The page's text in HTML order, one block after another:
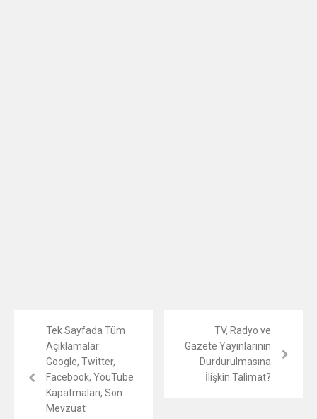
Tek Sayfada Tüm
Açıklamalar:
Google, Twitter,
Facebook, YouTube
Kapatmaları, Son
Mevzuat
TV, Radyo ve
Gazete Yayınlarının
Durdurulmasına
İlişkin Talimat?